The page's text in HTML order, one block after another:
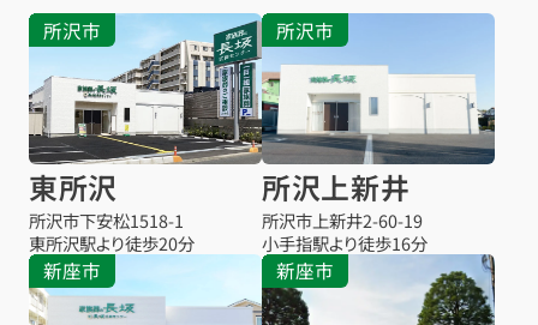
所沢市
東所沢
所沢市下安松1518-1
東所沢駅より徒歩20分
所沢市
所沢上新井
所沢市上新井2-60-19
小手指駅より徒歩16分
新座市 新座市